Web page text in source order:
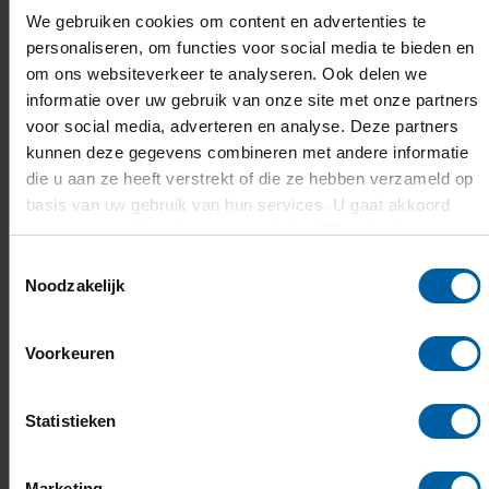
We gebruiken cookies om content en advertenties te
personaliseren, om functies voor social media te bieden en
om ons websiteverkeer te analyseren. Ook delen we
informatie over uw gebruik van onze site met onze partners
voor social media, adverteren en analyse. Deze partners
kunnen deze gegevens combineren met andere informatie
die u aan ze heeft verstrekt of die ze hebben verzameld op
basis van uw gebruik van hun services. U gaat akkoord
met onze cookies als u onze website blijft gebruiken.
Noodzakelijk
Voorkeuren
Statistieken
Meld je je op tijd aan en rond je de
studiekeuzeactiviteit af? Dan kun je – als je
toelaatbaar bent – gewoon starten.
Na 1 mei aanmelden
Later aanmelden kan vaak nog. We kijken graag
met je mee. Houd er wel rekening mee dat het
studieadvies zwaarder kan meewegen (het kan
bindend zijn) en dat sommige stappen sneller
moeten worden doorlopen.
Upload je documenten en regel je de betaling van
op tijd aan, aanvragen + activeren kost een paar